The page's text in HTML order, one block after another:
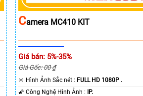
CAmera MC410 KIT
Giá bán: 5%-35%
Giá Gốc: 00 ₫
🔆 Hình Ảnh Sắc nét : FULL HD 1080P .
🌠 Công Nghệ Hình Ảnh :
IP.